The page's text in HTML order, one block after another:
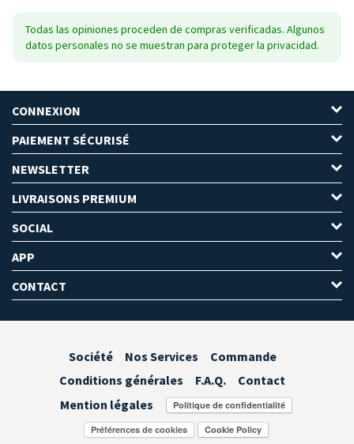
Todas las opiniones proceden de compras verificadas. Algunos
datos personales no se muestran para proteger la privacidad.
CONNEXION
PAIEMENT SÉCURISÉ
NEWSLETTER
LIVRAISONS PREMIUM
SOCIAL
APP
CONTACT
Société Nos Services
Commande
Conditions générales
F.A.Q.
Contact
Mention légales
Préférences de cookies